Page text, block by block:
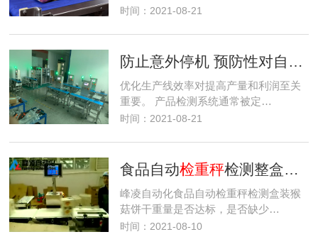
时间：2021-08-21
防止意外停机 预防性对自动
优化生产线效率对提高产量和利润至关
重要。 产品检测系统通常被定…
时间：2021-08-21
食品自动检重秤检测整盒猴菇饼干重量是否达标-是否有缺少数量
峰凌自动化食品自动检重秤检测盒装猴
菇饼干重量是否达标，是否缺少…
时间：2021-08-10